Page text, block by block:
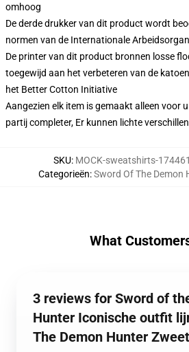
omhoog
De derde drukker van dit product wordt
normen van de Internationale
De printer van dit product bronnen losse
toegewijd aan het verbeteren van de
het Better Cotton Initiative
Aangezien elk item is gemaakt alleen voor
partij completer, Er kunnen lichte
SKU: MOCK-sweatshirts-
Categorieën:Sword Of The Demon
What
3 reviews for Sword of
Hunter Iconische outfit
The Demon Hunter